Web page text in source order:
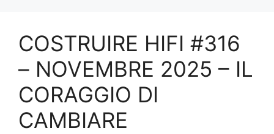
COSTRUIRE HIFI #316
– NOVEMBRE 2025 – IL
CORAGGIO DI
CAMBIARE